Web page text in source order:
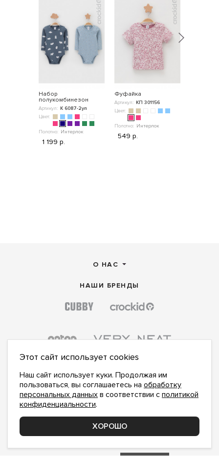
Набор
полукомбинезон
Артикул: К 6087-2уп
Цвет:
Полотно: Интерлок
1 199 р.
Фуфайка
Артикул: КП 301156
Цвет:
Полотно: Интерлок
549 р.
О НАС
НАШИ БРЕНДЫ
ПОДПИСАТЬСЯ НА НОВОСТИ:
сполитикой конфиденциальностиознакомлен и
Этот сайт использует cookies
Наш сайт использует куки. Продолжая им
пользоваться, вы соглашаетесь на обработку
персональных данных в соответствии с политикой
конфиденциальности.
ХОРОШО